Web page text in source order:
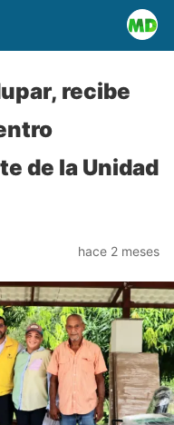
recibe
de la Unidad
hace 2 meses